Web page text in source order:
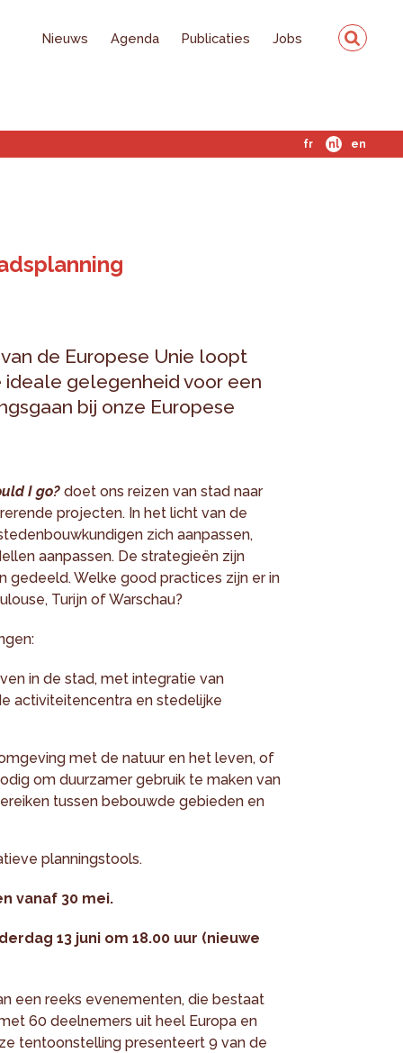
Nieuws Agenda Publicaties Jobs
fr nl en
de Europese Unie loopt
ideale gelegenheid voor een
bij onze Europese
I go? doet ons reizen van stad naar
projecten. In het licht van de
zich aanpassen,
aanpassen. De strategieën zijn
gedeeld. Welke good practices zijn er in
Turijn of Warschau?
in de stad, met integratie van
activiteitencentra en stedelijke
met de natuur en het leven, of
om duurzamer gebruik te maken van
tussen bebouwde gebieden en
planningstools.
vanaf 30 mei.
13 juni om 18.00 uur (nieuwe
een reeks evenementen, die bestaat
60 deelnemers uit heel Europa en
tentoonstelling presenteert 9 van de